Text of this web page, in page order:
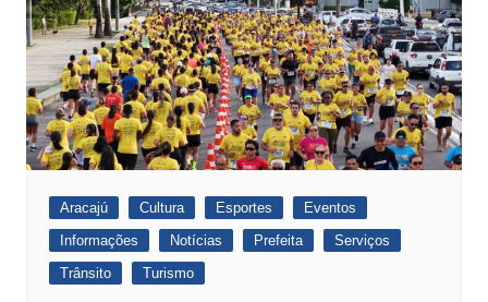
Aracajú Cultura Esportes
Eventos
Informações
Notícias Prefeita
Serviços
Trânsito
Turismo